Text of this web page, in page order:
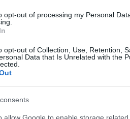
opt-out of processing my Personal
opt-out of Collection, Use, Retention,
Data that Is Unrelated with the
fölött, de nem irreálisan magasan
nem érdemes olyan mércét állítani,
indokolt magasabbra tenni a lécet
és rossz állapotú lakások is
kimenetel sokkal nagyobb kárt
döntés is, ahol egy mély